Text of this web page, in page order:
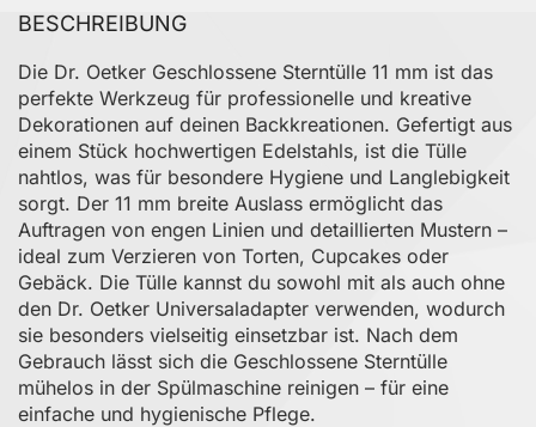
BESCHREIBUNG
Die Dr. Oetker Geschlossene Sterntülle 11 mm ist das
perfekte Werkzeug für professionelle und kreative
Dekorationen auf deinen Backkreationen. Gefertigt aus
einem Stück hochwertigen Edelstahls, ist die Tülle
nahtlos, was für besondere Hygiene und Langlebigkeit
sorgt. Der 11 mm breite Auslass ermöglicht das
Auftragen von engen Linien und detaillierten Mustern –
ideal zum Verzieren von Torten, Cupcakes oder
Gebäck. Die Tülle kannst du sowohl mit als auch ohne
den Dr. Oetker Universaladapter verwenden, wodurch
sie besonders vielseitig einsetzbar ist. Nach dem
Gebrauch lässt sich die Geschlossene Sterntülle
mühelos in der Spülmaschine reinigen – für eine
einfache und hygienische Pflege.